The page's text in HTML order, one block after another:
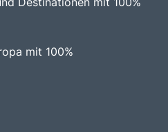
mit 100%